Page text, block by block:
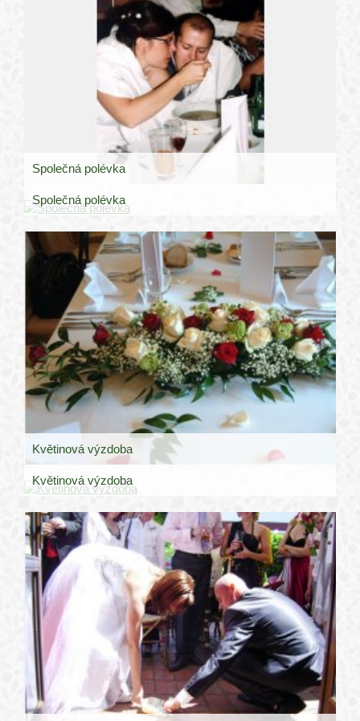
Společná polévka
Společná polévka
Květinová výzdoba
Květinová výzdoba